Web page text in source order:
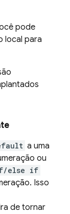
pode
local para
a uma
ou
else if
Isso
de tornar